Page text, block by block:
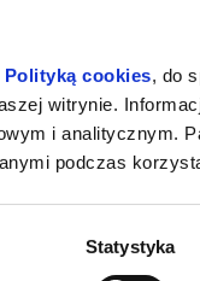
Polityką cookies, do
witrynie.
i analitycznym.
podczas
Statystyka